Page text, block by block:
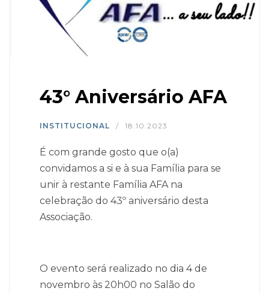
43° Aniversário AFA
INSTITUCIONAL / 18.10.2023
É com grande gosto que o(a)
convidamos a si e à sua Família para se
unir à restante Família AFA na
celebração do 43º aniversário desta
Associação.
O evento será realizado no dia 4 de
novembro às 20h00 no Salão do